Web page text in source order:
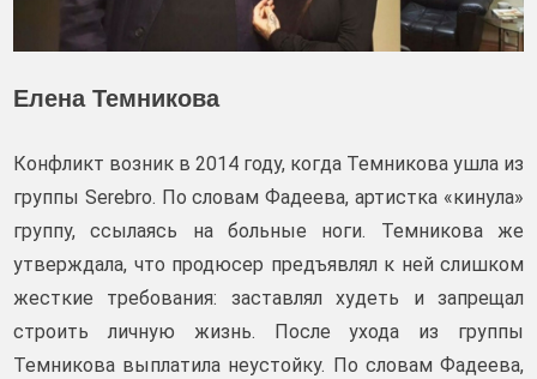
Елена Темникова
Конфликт возник в 2014 году, когда Темникова ушла из
группы Serebro. По словам Фадеева, артистка «кинула»
группу, ссылаясь на больные ноги. Темникова же
утверждала, что продюсер предъявлял к ней слишком
жесткие требования: заставлял худеть и запрещал
строить личную жизнь. После ухода из группы
Темникова выплатила неустойку. По словам Фадеева,